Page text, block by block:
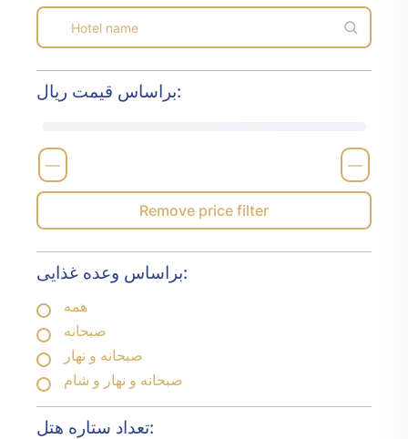
براساس قیمت ریال:
—
—
Remove price filter
براساس وعده غذایی:
همه
صبحانه
صبحانه و نهار
صبحانه و نهار و شام
تعداد ستاره هتل: